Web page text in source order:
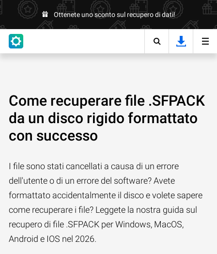
Ottenete uno sconto sul recupero di dati!
Come recuperare file .SFPACK
da un disco rigido formattato
con successo
I file sono stati cancellati a causa di un errore
dell'utente o di un errore del software? Avete
formattato accidentalmente il disco e volete sapere
come recuperare i file? Leggete la nostra guida sul
recupero di file .SFPACK per Windows, MacOS,
Android e IOS nel 2026.